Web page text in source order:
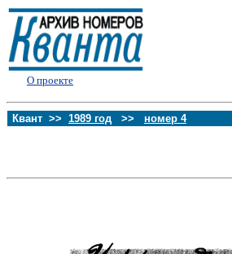
О проекте
Квант >> 1989 год >> номер 4